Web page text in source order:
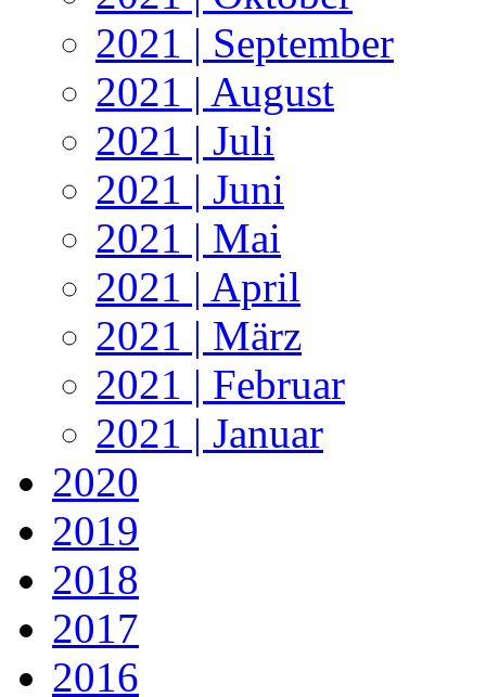
2021 | September
2021 | August
2021 | Juli
2021 | Juni
2021 | Mai
2021 | April
2021 | März
2021 | Februar
2021 | Januar
2020
2019
2018
2017
2016